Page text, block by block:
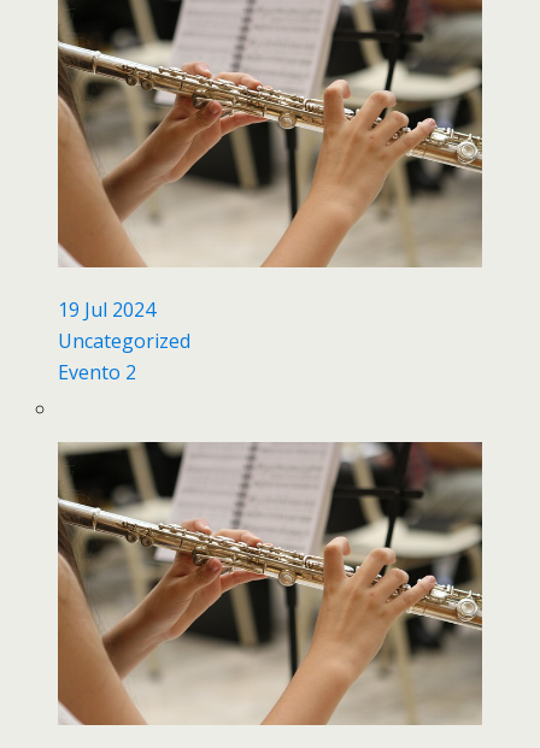
19 Jul 2024
Uncategorized
Evento 2